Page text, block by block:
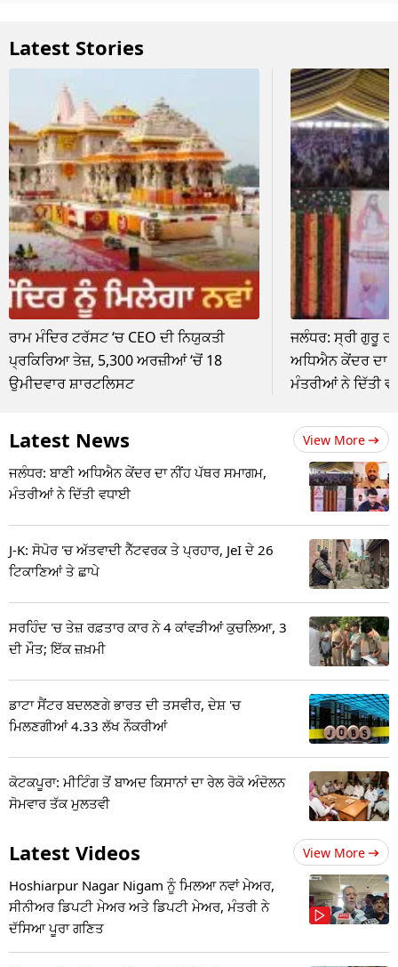
Latest Stories
ਰਾਮ ਮੰਦਿਰ ਟਰੱਸਟ ‘ਚ CEO ਦੀ ਨਿਯੁਕਤੀ
ਪ੍ਰਕਿਰਿਆ ਤੇਜ਼, 5,300 ਅਰਜ਼ੀਆਂ ‘ਚੋਂ 18
ਉਮੀਦਵਾਰ ਸ਼ਾਰਟਲਿਸਟ
ਜਲੰਧਰ: ਸ੍ਰੀ ਗੁਰੂ
ਅਧਿਐਨ ਕੇਂਦਰ ਦਾ
ਮੰਤਰੀਆਂ ਨੇ ਦਿੱਤੀ
Latest News View More
ਜਲੰਧਰ: ਬਾਣੀ ਅਧਿਐਨ ਕੇਂਦਰ ਦਾ ਨੀਂਹ ਪੱਥਰ ਸਮਾਗਮ,
ਮੰਤਰੀਆਂ ਨੇ ਦਿੱਤੀ ਵਧਾਈ
J-K: ਸੋਪੋਰ 'ਚ ਅੱਤਵਾਦੀ ਨੈੱਟਵਰਕ ਤੇ ਪ੍ਰਹਾਰ, JeI ਦੇ 26
ਟਿਕਾਣਿਆਂ ਤੇ ਛਾਪੇ
ਸਰਹਿੰਦ 'ਚ ਤੇਜ਼ ਰਫ਼ਤਾਰ ਕਾਰ ਨੇ 4 ਕਾਂਵੜੀਆਂ ਕੁਚਲਿਆ, 3
ਦੀ ਮੌਤ; ਇੱਕ ਜ਼ਖ਼ਮੀ
ਡਾਟਾ ਸੈਂਟਰ ਬਦਲਣਗੇ ਭਾਰਤ ਦੀ ਤਸਵੀਰ, ਦੇਸ਼ 'ਚ
ਮਿਲਣਗੀਆਂ 4.33 ਲੱਖ ਨੌਕਰੀਆਂ
ਕੋਟਕਪੂਰਾ: ਮੀਟਿੰਗ ਤੋਂ ਬਾਅਦ ਕਿਸਾਨਾਂ ਦਾ ਰੇਲ ਰੋਕੋ ਅੰਦੋਲਨ
ਸੋਮਵਾਰ ਤੱਕ ਮੁਲਤਵੀ
Latest Videos View More
Hoshiarpur Nagar Nigam ਨੂੰ ਮਿਲਆ ਨਵਾਂ ਮੇਅਰ,
ਸੀਨੀਅਰ ਡਿਪਟੀ ਮੇਅਰ ਅਤੇ ਡਿਪਟੀ ਮੇਅਰ, ਮੰਤਰੀ ਨੇ
ਦੱਸਿਆ ਪੂਰਾ ਗਣਿਤ